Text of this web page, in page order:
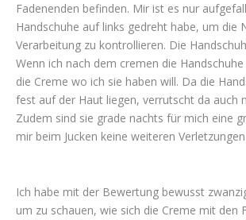
Fadenenden befinden. Mir ist es nur
Handschuhe auf links gedreht habe, um die
Verarbeitung zu kontrollieren. Die
Wenn ich nach dem cremen die
die Creme wo ich sie haben will. Da die
fest auf der Haut liegen, verrutscht da auch
Zudem sind sie grade nachts für mich eine
mir beim Jucken keine weiteren
Ich habe mit der Bewertung bewusst
um zu schauen, wie sich die Creme mit den